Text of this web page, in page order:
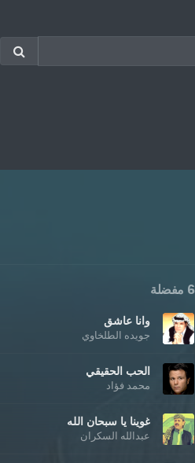
6 مفضلة
وانا عاشق
جويده الطلخاوي
الحب الحقيقي
محمد فؤاد
غوينا يا سبحان الله
عبدالله السكران